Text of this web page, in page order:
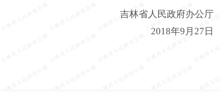
吉林省人民政府办公厅
2018年9月27日